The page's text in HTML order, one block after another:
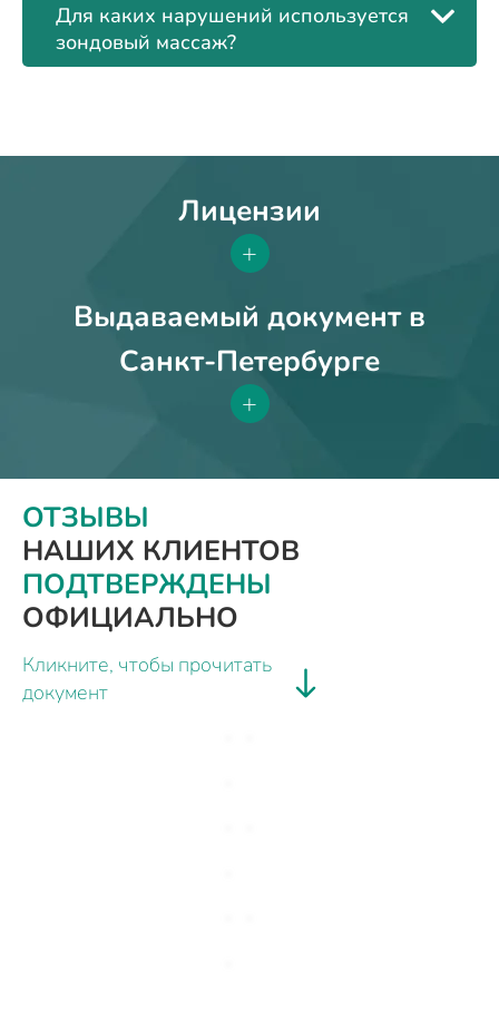
Для каких нарушений используется
зондовый массаж?
Лицензии
+
Выдаваемый документ в
Санкт-Петербурге
+
ОТЗЫВЫ
НАШИХ КЛИЕНТОВ
ПОДТВЕРЖДЕНЫ
ОФИЦИАЛЬНО
Кликните, чтобы прочитать
документ